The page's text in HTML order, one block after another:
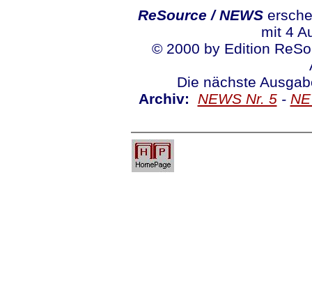
ReSource / NEWS
mit 4
© 2000 by Edition
Die nächste
Archiv:
NEWS Nr. 5-